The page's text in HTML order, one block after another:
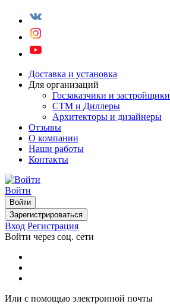
Доставка и установка
Для организаций
Госзаказчики и застройщики
СТМ и Диллеры
Архитекторы и дизайнеры
Отзывы
О компании
Наши работы
Контакты
Войти
Войти
Зарегистрироваться
Вход Регистрация
Войти через соц. сети
Или с помощью электронной почты